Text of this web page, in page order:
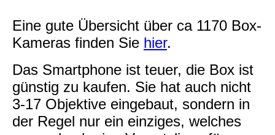
Eine gute Übersicht über ca 1170 Box-
Kameras finden Sie hier.
Das Smartphone ist teuer, die Box ist
günstig zu kaufen. Sie hat auch nicht
3-17 Objektive eingebaut, sondern in
der Regel nur ein einziges, welches